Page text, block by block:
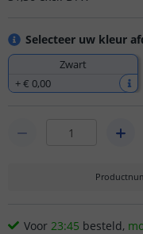
Selecteer uw kleur
Zwart
+€ 0,00
Voor 23:45 besteld,